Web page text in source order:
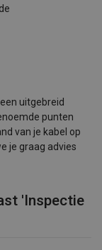
uitgebreid
punten
van je kabel op
je graag advies
'Inspectie